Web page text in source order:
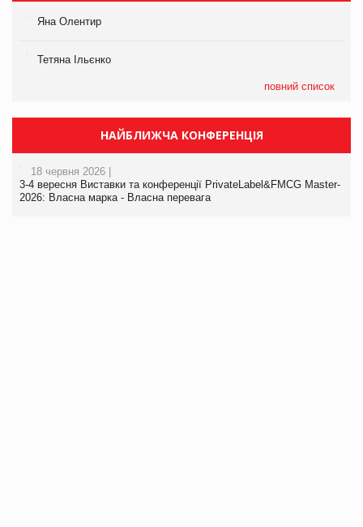
Яна Олентир
Тетяна Ільєнко
повний список
НАЙБЛИЖЧА КОНФЕРЕНЦІЯ
18 червня 2026 |
3-4 вересня Виставки та конференції PrivateLabel&FMCG Master-
2026: Власна марка - Власна перевага